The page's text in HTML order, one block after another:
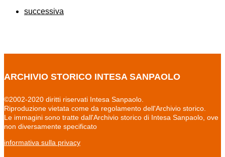
successiva
ARCHIVIO STORICO INTESA SANPAOLO
©2002-2020 diritti riservati Intesa Sanpaolo.
Riproduzione vietata come da regolamento dell'Archivio storico.
Le immagini sono tratte dall'Archivio storico di Intesa Sanpaolo, ove
non diversamente specificato
informativa sulla privacy